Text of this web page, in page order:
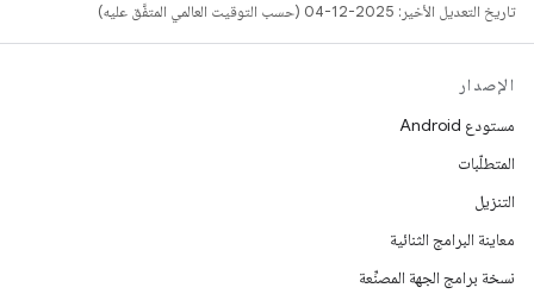
تاريخ التعديل الأخير: 2025-12-04 (حسب التوقيت العالمي المتفَّق عليه)
الإصدار
مستودع Android
المتطلّبات
التنزيل
معاينة البرامج الثنائية
نسخة برامج الجهة المصنِّعة